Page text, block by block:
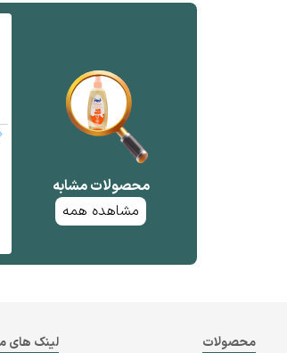
محصولات مشابه
مشاهده همه
محصولات لینک های